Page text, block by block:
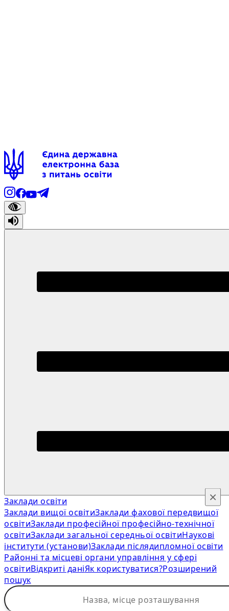
Заклади освіти
Заклади вищої освітиЗаклади фахової передвищої
освітиЗаклади професійної професійно-технічної
освітиЗаклади загальної середньої освітиНаукові
інститути (установи)Заклади післядипломної освіти
Районні та місцеві органи управління у сфері
освітиВідкриті даніЯк користуватися?Розширений
пошук
×